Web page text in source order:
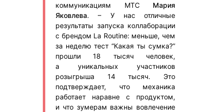
коммуникациям МТС Мария
Яковлева. – У нас отличные
результаты запуска коллаборации
с брендом La Routine: меньше, чем
за неделю тест “Какая ты сумка?”
прошли 18 тысяч человек,
а уникальных участников
розыгрыша 14 тысяч. Это
подтверждает, что механика
работает наравне с продуктом,
и что зумерам важны вовлечение